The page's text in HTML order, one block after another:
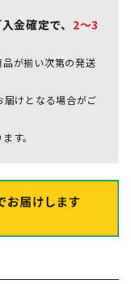
金確定で、 2～3
が揃い次第の発送
けとなる場合がご
す。